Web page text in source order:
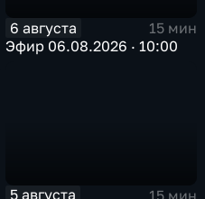
6 августа
15 мин
Эфир 06.08.2026 · 10:00
5 августа 15 мин